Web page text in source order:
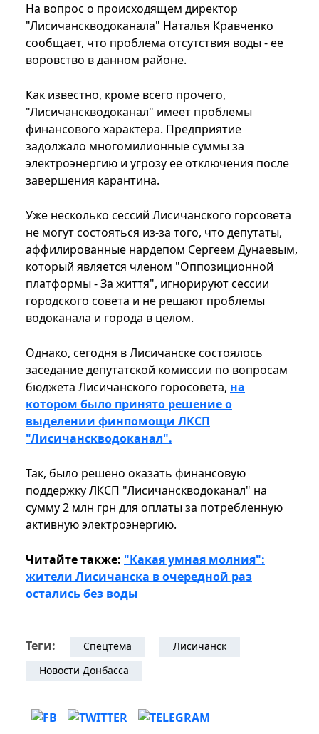
На вопрос о происходящем директор
"Лисичанскводоканала" Наталья Кравченко
сообщает, что проблема отсутствия воды - ее
воровство в данном районе.
Как известно, кроме всего прочего,
"Лисичанскводоканал" имеет проблемы
финансового характера. Предприятие
задолжало многомилионные суммы за
электроэнергию и угрозу ее отключения после
завершения карантина.
Уже несколько сессий Лисичанского горсовета
не могут состояться из-за того, что депутаты,
аффилированные нардепом Сергеем Дунаевым,
который является членом "Оппозиционной
платформы - За життя", игнорируют сессии
городского совета и не решают проблемы
водоканала и города в целом.
Однако, сегодня в Лисичанске состоялось
заседание депутатской комиссии по вопросам
бюджета Лисичанского горосовета, на
котором было принято решение о
выделении финпомощи ЛКСП
"Лисичанскводоканал".
Так, было решено оказать финансовую
поддержку ЛКСП "Лисичанскводоканал" на
сумму 2 млн грн для оплаты за потребленную
активную электроэнергию.
Читайте также: "Какая умная молния":
жители Лисичанска в очередной раз
остались без воды
Теги: Спецтема
Лисичанск
Новости Донбасса